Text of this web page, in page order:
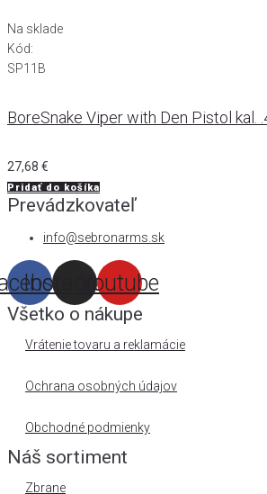
Na sklade
Kód:
SP11B
BoreSnake Viper with Den Pistol kal.
27,68 €
Pridať do košíka
Prevádzkovateľ
info@sebronarms.sk
InstagramYoutube
Všetko o nákupe
Vrátenie tovaru a reklamácie
Ochrana osobných údajov
Obchodné podmienky
Náš sortiment
Zbrane